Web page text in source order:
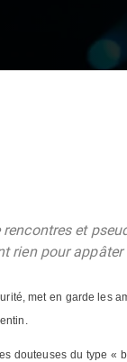
et
rien pour
met en garde les
douteuses du type